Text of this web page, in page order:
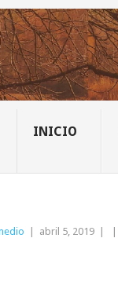
INICIO
| abril 5, 2019 | |